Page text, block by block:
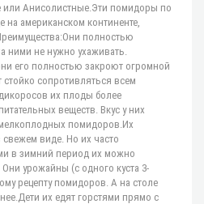
или Анисолистные.Эти помидоры по
на американском континенте,
полностью
ними не нужно ухаживать.
его полностью закроют огромной
стойко сопротивляться всем
их плоды более
веществ. Вкус у них
помидоров.Их
виде. Но их часто
в зимний период их можно
урожайны (с одного куста 3-
рецепту помидоров. А на столе
их едят горстями прямо с